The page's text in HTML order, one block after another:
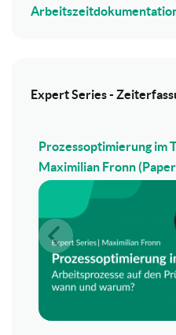
Expert Series -
Prozessoptimierung im
Maximilian Fronn